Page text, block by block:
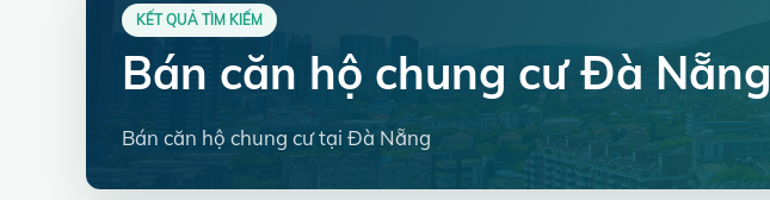
KẾT QUẢ TÌM KIẾM
Bán căn hộ chung cư Đà Nẵng
Bán căn hộ chung cư tại Đà Nẵng